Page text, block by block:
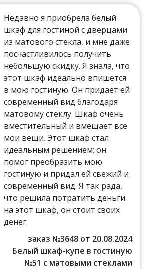
Недавно я приобрела белый
шкаф для гостиной с дверцами
из матового стекла, и мне даже
посчастливилось получить
небольшую скидку. Я знала, что
этот шкаф идеально впишется
в мою гостиную. Он придает ей
современный вид благодаря
матовому стеклу. Шкаф очень
вместительный и вмещает все
мои вещи. Этот шкаф стал
идеальным решением; он
помог преобразить мою
гостиную и придал ей свежий и
современный вид. Я так рада,
что решила потратить деньги
на этот шкаф, он стоит своих
денег.
заказ №3648 от 20.08.2024
Белый шкаф-купе в гостиную
№51 с матовыми стеклами